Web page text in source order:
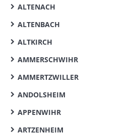
ALTENACH
ALTENBACH
ALTKIRCH
AMMERSCHWIHR
AMMERTZWILLER
ANDOLSHEIM
APPENWIHR
ARTZENHEIM